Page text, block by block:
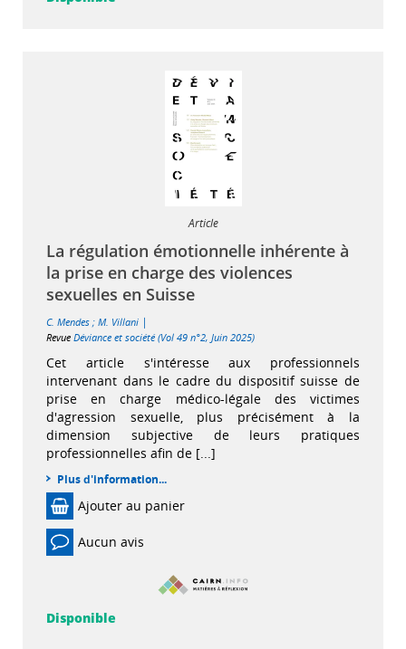
Article
La régulation émotionnelle inhérente à
la prise en charge des violences
sexuelles en Suisse
C. Mendes ; M. Villani |
Revue Déviance et société (Vol 49 n°2, Juin 2025)
Cet article s'intéresse aux professionnels
intervenant dans le cadre du dispositif suisse de
prise en charge médico-légale des victimes
d'agression sexuelle, plus précisément à la
dimension subjective de leurs pratiques
professionnelles afin de [...]
Plus d'information...
Ajouter au panier
Aucun avis
Disponible